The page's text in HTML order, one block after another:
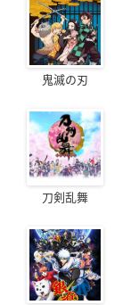
鬼滅の刃
刀剣乱舞